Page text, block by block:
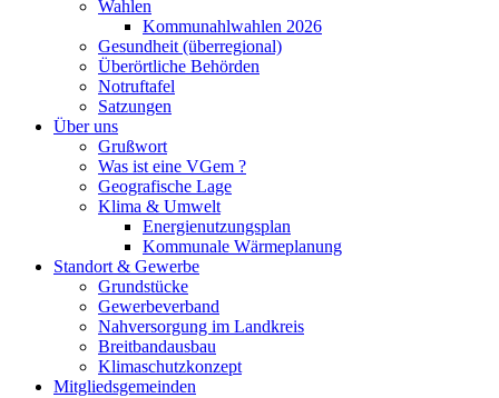
Wahlen
Kommunahlwahlen 2026
Gesundheit (überregional)
Überörtliche Behörden
Notruftafel
Satzungen
Über uns
Grußwort
Was ist eine VGem ?
Geografische Lage
Klima & Umwelt
Energienutzungsplan
Kommunale Wärmeplanung
Standort & Gewerbe
Grundstücke
Gewerbeverband
Nahversorgung im Landkreis
Breitbandausbau
Klimaschutzkonzept
Mitgliedsgemeinden